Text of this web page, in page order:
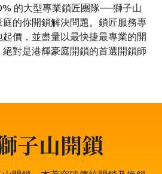
的大型專業鎖匠團隊——獅子山
的你開鎖解決問題。鎖匠服務專
價，並盡量以最快捷最專業的開
對是港輝豪庭開鎖的首選開鎖師
子山開鎖